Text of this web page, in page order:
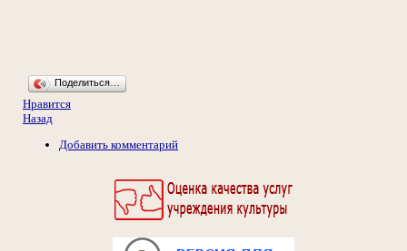
Поделиться…
Нравится
Назад
Добавить комментарий